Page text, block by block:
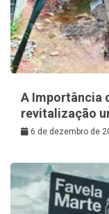
A Importância
revitalização
6 de dezembro de